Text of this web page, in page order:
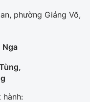
phường Giảng Võ,
Nga
hành: